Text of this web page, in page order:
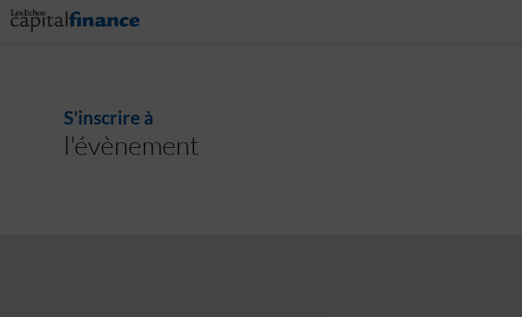
S'inscrire à
l'évènement